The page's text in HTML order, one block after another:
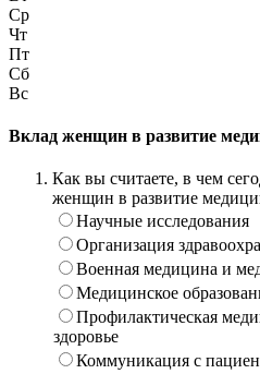
Ср
Чт
Пт
Сб
Вс
Вклад женщин в развитие
Как вы считаете, в чем
женщин в развитие
Научные исследования
Организация
Военная медицина и
Медицинское
Профилактическая
здоровье
Коммуникация с